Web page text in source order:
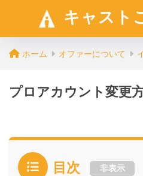
キャスト
ホーム オファーについて
プロアカウント変更
目次 非表示